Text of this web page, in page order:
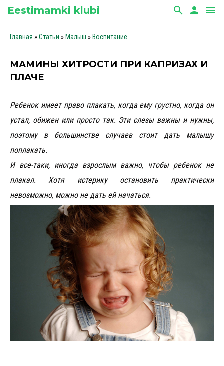
Eestimamki klubi search person menu
Главная »Статьи » Малыш » Воспитание
МАМИНЫ ХИТРОСТИ ПРИ КАПРИЗАХ И
ПЛАЧЕ
Ребенок имеет право плакать, когда ему грустно, когда он
устал, обижен или просто так. Эти слезы важны и нужны,
поэтому в большинстве случаев стоит дать малышу
поплакать.
И все-таки, иногда взрослым важно, чтобы ребенок не
плакал. Хотя истерику остановить практически
невозможно, можно не дать ей начаться.